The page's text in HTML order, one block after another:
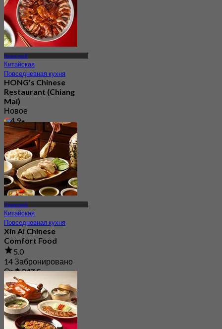
Чиангмай
Китайская
Повседневная кухня
HONG's Chinese
Restaurant (Chiang
Mai)
Новое
4.9
От฿ 944
Чиангмай
Китайская
Повседневная кухня
Xin Ai Chinese
Comfort Food
5.0
14 Забронировано
От฿ 347.5